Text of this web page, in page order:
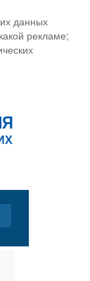
данных
рекламе;